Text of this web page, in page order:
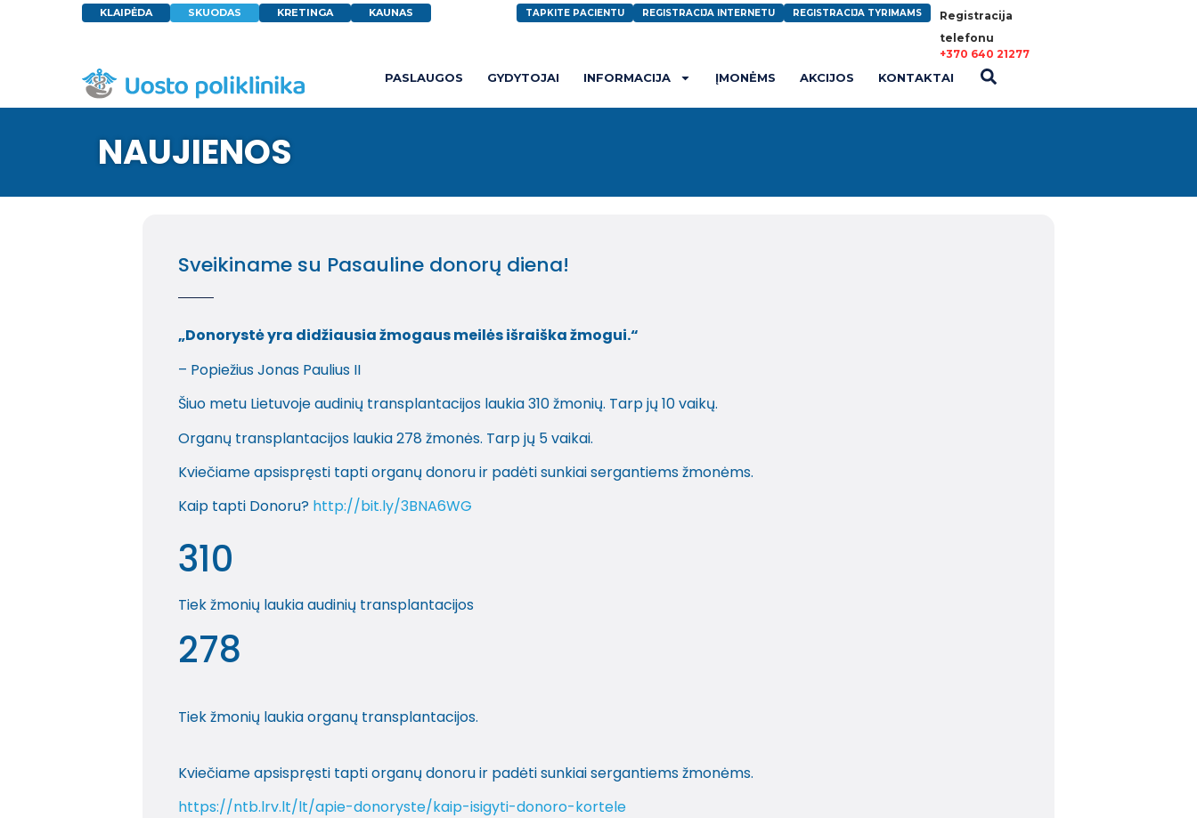
KLAIPĖDA SKUODAS KRETINGA KAUNAS TAPKITE PACIENTU REGISTRACIJA INTERNETU REGISTRACIJA TYRIMAMS
Registracija
telefonu
+370 640 21277
PASLAUGOS GYDYTOJAI INFORMACIJA ĮMONĖMS AKCIJOS KONTAKTAI
NAUJIENOS
Sveikiname su Pasauline donorų diena!
„Donorystė yra didžiausia žmogaus meilės išraiška žmogui.“
– Popiežius Jonas Paulius II
Šiuo metu Lietuvoje audinių transplantacijos laukia 310 žmonių. Tarp jų 10 vaikų.
Organų transplantacijos laukia 278 žmonės. Tarp jų 5 vaikai.
Kviečiame apsispręsti tapti organų donoru ir padėti sunkiai sergantiems žmonėms.
Kaip tapti Donoru? http://bit.ly/3BNA6WG
310
Tiek žmonių laukia audinių transplantacijos
278
Tiek žmonių laukia organų transplantacijos.
Kviečiame apsispręsti tapti organų donoru ir padėti sunkiai sergantiems žmonėms.
https://ntb.lrv.lt/lt/apie-donoryste/kaip-isigyti-donoro-kortele